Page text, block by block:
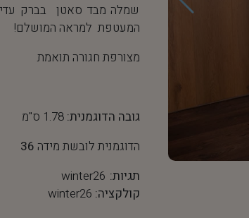
שמלה מבד סאטן בברק
המעטפת למראה המושלם!
מצורפת חגורה תואמת
גובה הדוגמנית:1.78 ס"מ
הדוגמנית לובשת מידה 36
תגיות: winter26
קולקציה: winter26